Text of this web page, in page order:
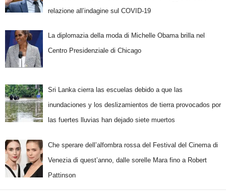
relazione all’indagine sul COVID-19
La diplomazia della moda di Michelle Obama brilla nel
Centro Presidenziale di Chicago
Sri Lanka cierra las escuelas debido a que las
inundaciones y los deslizamientos de tierra provocados por
las fuertes lluvias han dejado siete muertos
Che sperare dell’alfombra rossa del Festival del Cinema di
Venezia di quest’anno, dalle sorelle Mara fino a Robert
Pattinson